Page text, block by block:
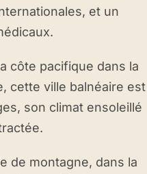
et un
côte pacifique dans la
cette ville balnéaire est
son climat ensoleillé
de montagne, dans la